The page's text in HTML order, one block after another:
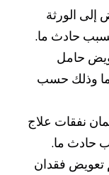
مركز رضا العملاء
المنتجات والخدمات
الورثة
بسبب حادث ما.
حامل
ما وذلك حسب
نفقات علاج
حادث ما.
تعويض فقدان